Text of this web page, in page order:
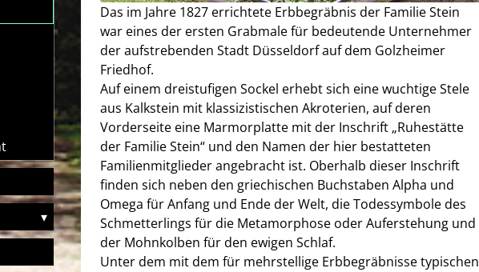
▾
Das im Jahre 1827 errichtete Erbbegräbnis der Familie Stein
war eines der ersten Grabmale für bedeutende Unternehmer
der aufstrebenden Stadt Düsseldorf auf dem Golzheimer
Friedhof.
Auf einem dreistufigen Sockel erhebt sich eine wuchtige Stele
aus Kalkstein mit klassizistischen Akroterien, auf deren
Vorderseite eine Marmorplatte mit der Inschrift „Ruhestätte
der Familie Stein“ und den Namen der hier bestatteten
Familienmitglieder angebracht ist. Oberhalb dieser Inschrift
finden sich neben den griechischen Buchstaben Alpha und
Omega für Anfang und Ende der Welt, die Todessymbole des
Schmetterlings für die Metamorphose oder Auferstehung und
der Mohnkolben für den ewigen Schlaf.
Unter dem mit dem für mehrstellige Erbbegräbnisse typischen